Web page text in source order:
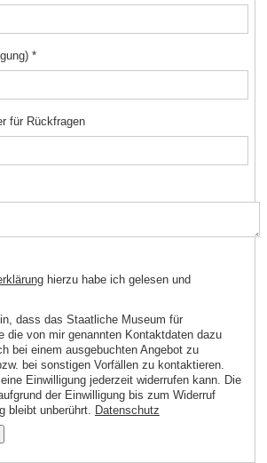
*
für Rückfragen
hierzu habe ich gelesen und
dass das Staatliche Museum für
die von mir genannten Kontaktdaten dazu
bei einem ausgebuchten Angebot zu
bei sonstigen Vorfällen zu kontaktieren.
Einwilligung jederzeit widerrufen kann. Die
der Einwilligung bis zum Widerruf
bleibt unberührt. Datenschutz